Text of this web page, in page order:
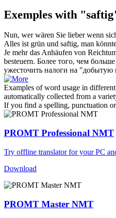
Exemples with
Nun, wer wären Sie lieber wenn
Alles ist grün und saftig, man
Je mehr das Anhäufen von
besteuern. Более того, чем
ужесточить налоги на
Examples of word usage in
automatically collected from a
If you find a spelling, punctuation
PROMT Professional NMT
Try offline translator for your PC
Download
PROMT Master NMT